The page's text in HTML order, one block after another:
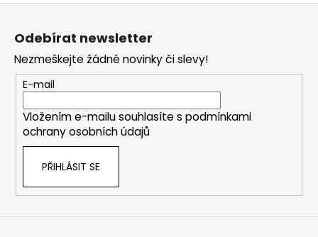
Odebírat newsletter
Nezmeškejte žádné novinky či slevy!
E-mail
Vložením e-mailu souhlasíte s podmínkami
ochrany osobních údajů
PŘIHLÁSIT SE